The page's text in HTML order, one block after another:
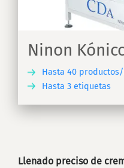
Ninon
Hasta 40
Hasta 3 etiquetas
Llenado preciso de